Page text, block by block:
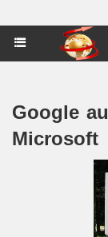
Google
Microsoft